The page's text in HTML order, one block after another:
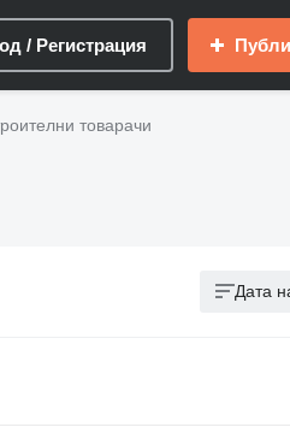
/ Регистрация
товарачи
Дата